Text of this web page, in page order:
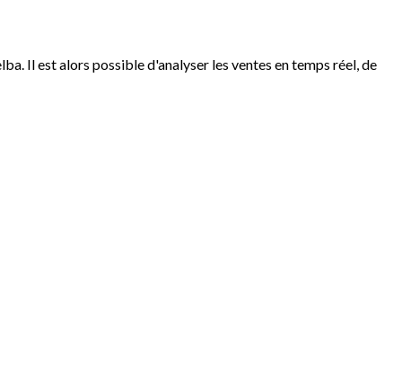
Il est alors possible d'analyser les ventes en temps réel, de